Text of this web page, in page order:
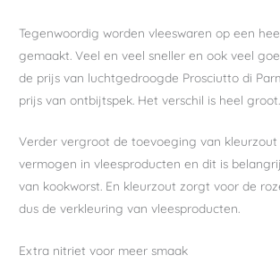
Tegenwoordig worden vleeswaren op een
gemaakt. Veel en veel sneller en ook veel
de prijs van luchtgedroogde Prosciutto di
prijs van ontbijtspek. Het verschil is heel groot.
Verder vergroot de toevoeging van
vermogen in vleesproducten en dit is
van kookworst. En kleurzout zorgt voor de
dus de verkleuring van vleesproducten.
Extra nitriet voor meer smaak